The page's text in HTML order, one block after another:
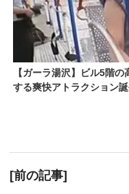
【ガーラ湯沢】ビル5階
する爽快アトラクション
[前の記事]